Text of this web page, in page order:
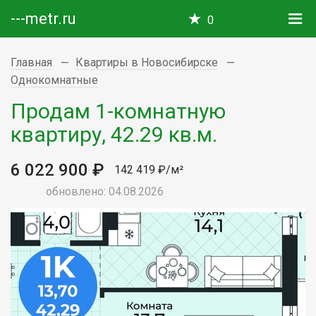
---metr.ru 0
Главная
Квартиры в Новосибирске
Однокомнатные
Продам 1-комнатную
квартиру, 42.29 кв.м.
6 022 900 ₽
142 419 ₽/м²
обновлено: 04.08.2026